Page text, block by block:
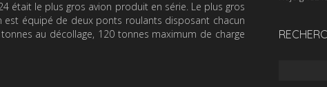
était le plus gros avion produit en série. Le plus gros
est équipé de deux ponts roulants disposant chacun
au décollage, 120 tonnes maximum de charge